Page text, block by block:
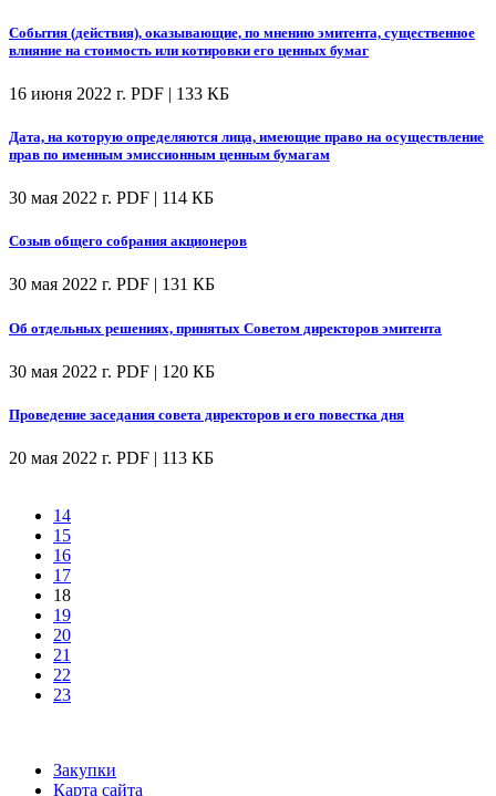
События (действия), оказывающие, по мнению эмитента, существенное
влияние на стоимость или котировки его ценных бумаг
16 июня 2022 г. PDF | 133 КБ
Дата, на которую определяются лица, имеющие право на осуществление
прав по именным эмиссионным ценным бумагам
30 мая 2022 г. PDF | 114 КБ
Созыв общего собрания акционеров
30 мая 2022 г. PDF | 131 КБ
Об отдельных решениях, принятых Советом директоров эмитента
30 мая 2022 г. PDF | 120 КБ
Проведение заседания совета директоров и его повестка дня
20 мая 2022 г. PDF | 113 КБ
14
15
16
17
18
19
20
21
22
23
Закупки
Карта сайта